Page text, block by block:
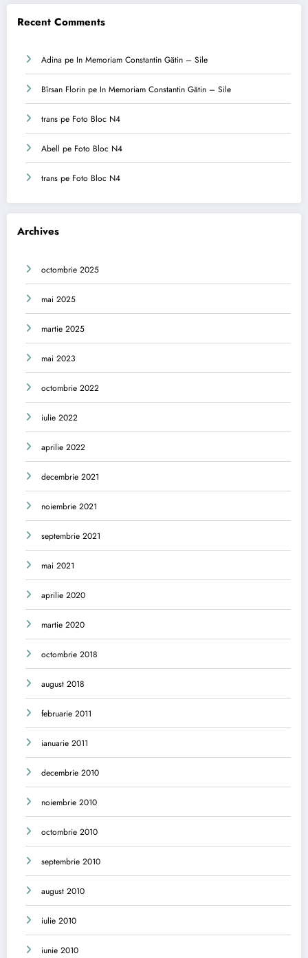
Recent Comments
Adina pe In Memoriam Constantin Gătin – Sile
Bîrsan Florin pe In Memoriam Constantin Gătin – Sile
trans pe Foto Bloc N4
Abell pe Foto Bloc N4
trans pe Foto Bloc N4
Archives
octombrie 2025
mai 2025
martie 2025
mai 2023
octombrie 2022
iulie 2022
aprilie 2022
decembrie 2021
noiembrie 2021
septembrie 2021
mai 2021
aprilie 2020
martie 2020
octombrie 2018
august 2018
februarie 2011
ianuarie 2011
decembrie 2010
noiembrie 2010
octombrie 2010
septembrie 2010
august 2010
iulie 2010
iunie 2010